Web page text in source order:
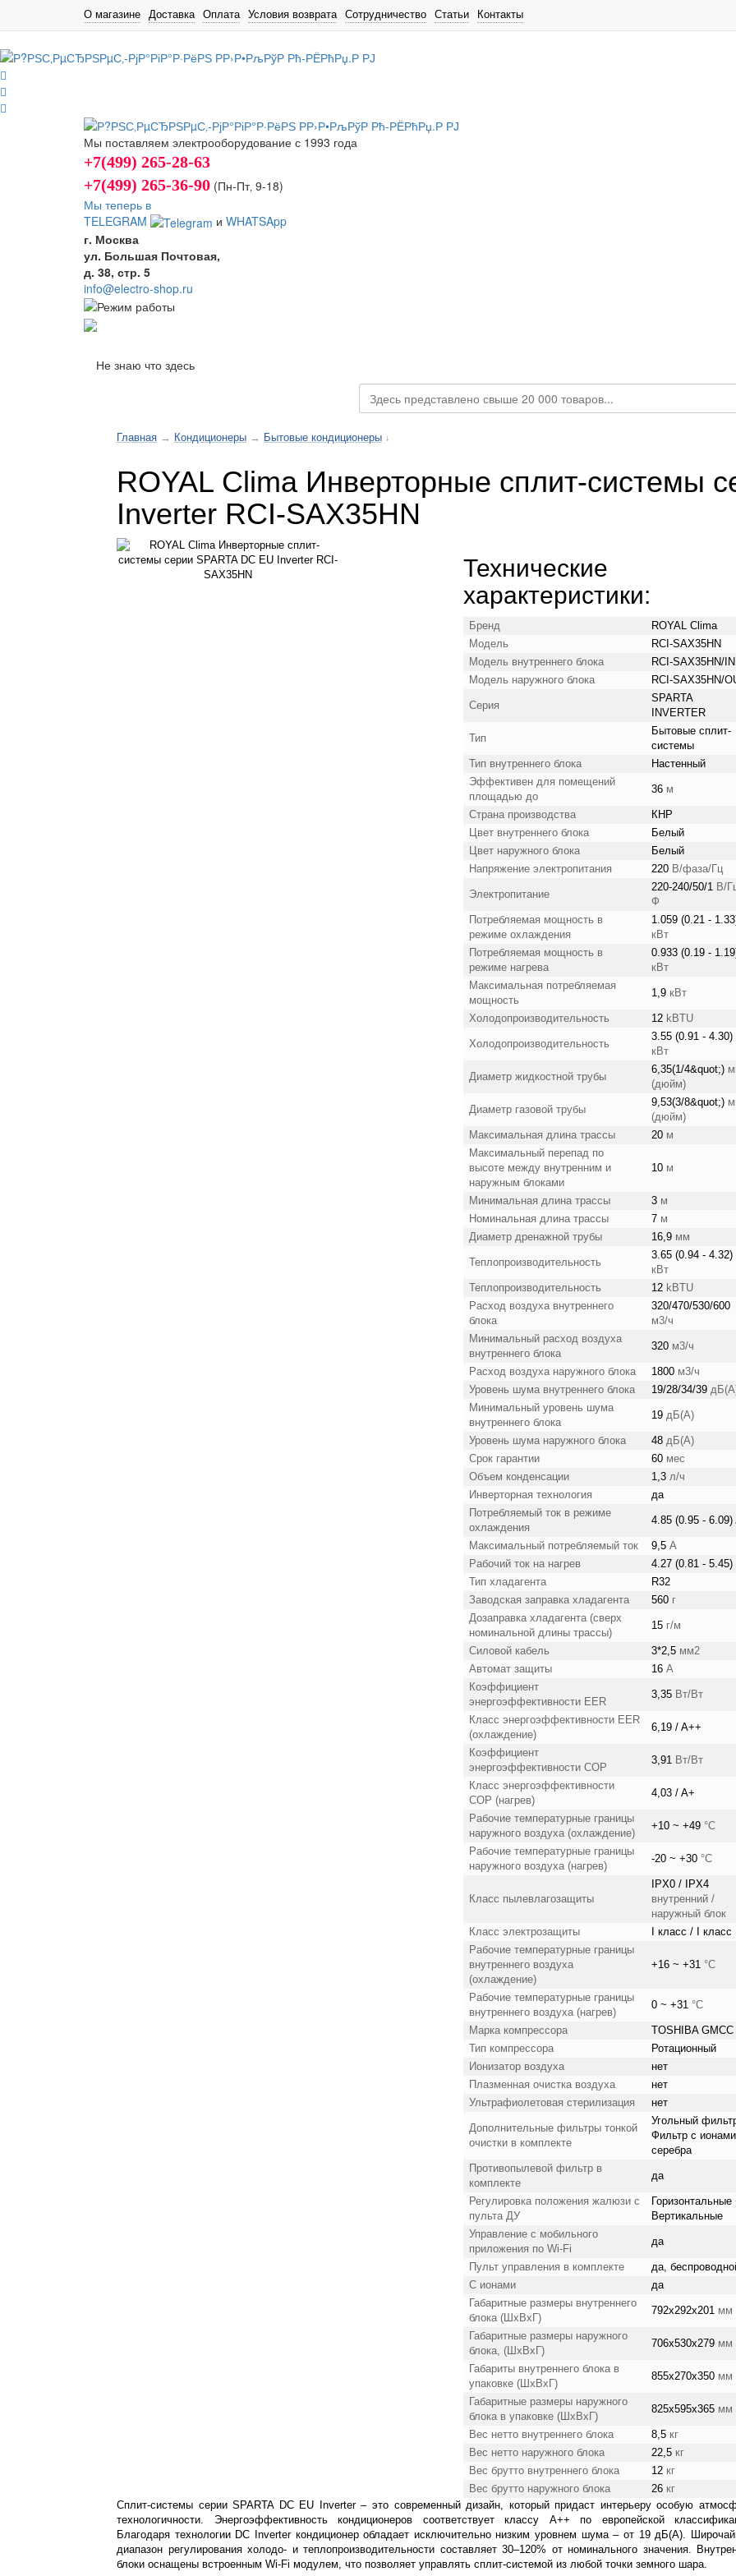
О магазине Доставка Оплата Условия возврата Сотрудничество Статьи Контакты
Мы поставляем электрооборудование с 1993 года
+7(499) 265-28-63
+7(499) 265-36-90 (Пн-Пт‚ 9-18)
Мы теперь в
TELEGRAM
и WHATSApp
г. Москва
ул. Большая Почтовая,
д. 38, стр. 5
info@electro-shop.ru
Не знаю что здесь
Главная → Кондиционеры → Бытовые кондиционеры ↓
ROYAL Clima Инверторные сплит-системы
Inverter RCI-SAX35HN
Технические
характеристики:
Бренд
ROYAL Clima
Модель
RCI-SAX35HN
Модель внутреннего блока
RCI-SAX35HN/IN
Модель наружного блока
RCI-SAX35HN/
Серия
SPARTA
INVERTER
Тип
Бытовые сплит-
системы
Тип внутреннего блока
Настенный
Эффективен для помещений
площадью до
36 м
Страна производства
КНР
Цвет внутреннего блока
Белый
Цвет наружного блока
Белый
Напряжение электропитания
220 В/фаза/Гц
Электропитание
220-240/50/1 В/
Ф
Потребляемая мощность в
режиме охлаждения
1.059 (0.21 -
кВт
Потребляемая мощность в
режиме нагрева
0.933 (0.19 -
кВт
Максимальная потребляемая
мощность
1,9 кВт
Холодопроизводительность 12 kBTU
Холодопроизводительность
3.55 (0.91 - 4.30)
кВт
Диаметр жидкостной трубы
6,35(1/4&quot;)
(дюйм)
Диаметр газовой трубы
9,53(3/8&quot;)
(дюйм)
Максимальная длина трассы
20 м
Максимальный перепад по
высоте между внутренним и
наружным блоками
10 м
Минимальная длина трассы 3 м
Номинальная длина трассы
7 м
Диаметр дренажной трубы
16,9 мм
Теплопроизводительность
3.65 (0.94 - 4.32)
кВт
Теплопроизводительность
12 kBTU
Расход воздуха внутреннего
блока
320/470/530/600
м3/ч
Минимальный расход воздуха
внутреннего блока
320 м3/ч
Расход воздуха наружного блока 1800 м3/ч
Уровень шума внутреннего блока
19/28/34/39
Минимальный уровень шума
внутреннего блока
19 дБ(А)
Уровень шума наружного блока 48 дБ(А)
Срок гарантии
60 мес
Объем конденсации
1,3 л/ч
Инверторная технология
да
Потребляемый ток в режиме
охлаждения
4.85 (0.95 - 6.09)
Максимальный потребляемый ток 9,5 А
Рабочий ток на нагрев
4.27 (0.81 - 5.45)
Тип хладагента
R32
Заводская заправка хладагента
560 г
Дозаправка хладагента (сверх
номинальной длины трассы)
15 г/м
Силовой кабель 3*2,5 мм2
Автомат защиты
16 А
Коэффициент
энергоэффективности EER
3,35 Вт/Вт
Класс энергоэффективности EER
(охлаждение)
6,19 / A++
Коэффициент
энергоэффективности COP
3,91 Вт/Вт
Класс энергоэффективности
COP (нагрев)
4,03 / A+
Рабочие температурные границы
наружного воздуха (охлаждение)
+10 ~ +49 °C
Рабочие температурные границы
наружного воздуха (нагрев)
-20 ~ +30 °C
Класс пылевлагозащиты
IPX0 / IPX4
внутренний /
наружный блок
Класс электрозащиты
I класс / I класс
Рабочие температурные границы
внутреннего воздуха
(охлаждение)
+16 ~ +31 °C
Рабочие температурные границы
внутреннего воздуха (нагрев)
0 ~ +31 °C
Марка компрессора
TOSHIBA GMCC
Тип компрессора
Ротационный
Ионизатор воздуха
нет
Плазменная очистка воздуха
нет
Ультрафиолетовая стерилизация
нет
Дополнительные фильтры тонкой
очистки в комплекте
Угольный
Фильтр с ионами
серебра
Противопылевой фильтр в
комплекте
да
Регулировка положения жалюзи с
пульта ДУ
Горизонтальные
Вертикальные
Управление c мобильного
приложения по Wi-Fi
да
Пульт управления в комплекте
да,
С ионами
да
Габаритные размеры внутреннего
блока (ШхВхГ)
792x292x201 мм
Габаритные размеры наружного
блока, (ШхВхГ)
706x530x279 мм
Габариты внутреннего блока в
упаковке (ШхВхГ)
855x270x350 мм
Габаритные размеры наружного
блока в упаковке (ШхВхГ)
825x595x365 мм
Вес нетто внутреннего блока 8,5 кг
Вес нетто наружного блока
22,5 кг
Вес брутто внутреннего блока
12 кг
Вес брутто наружного блока
26 кг
Сплит-системы серии SPARTA DC EU Inverter – это современный дизайн, который придаст интерьеру особую
технологичности. Энергоэффективность кондиционеров соответствует классу А++ по европейской
Благодаря технологии DC Inverter кондиционер обладает исключительно низким уровнем шума – от 19 дБ(А).
диапазон регулирования холодо- и теплопроизводительности составляет 30–120% от номинального значения.
блоки оснащены встроенным Wi-Fi модулем, что позволяет управлять сплит-системой из любой точки земного шара.